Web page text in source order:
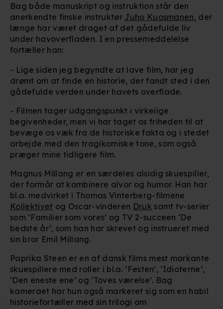
Bag både manuskript og instruktion står den
anerkendte finske instruktør Juho Kuosmanen, der
længe har været draget af det gådefulde liv
under havoverfladen. I en pressemeddelelse
fortæller han:
- Lige siden jeg begyndte at lave film, har jeg
drømt om at finde en historie, der fandt sted i den
gådefulde verden under havets overflade.
- Filmen tager udgangspunkt i virkelige
begivenheder, men vi har taget os friheden til at
bevæge os væk fra de historiske fakta og i stedet
arbejde med den tragikomiske tone, som også
præger mine tidligere film.
Magnus Millang er en særdeles alsidig skuespiller,
der formår at kombinere alvor og humor. Han har
bl.a. medvirket i Thomas Vinterberg-filmene
Kollektivet og Oscar-vinderen Druk samt tv-serier
som ‘Familier som vores’ og TV 2-succeen ‘De
bedste år’, som han har skrevet og instrueret med
sin bror Emil Millang.
Paprika Steen er en af dansk films mest markante
skuespillere med roller i bl.a. ‘Festen’, ‘Idioterne’,
‘Den eneste ene’ og ‘Toves værelse’. Bag
kameraet har hun også markeret sig som en habil
historiefortæller med sin trilogi om